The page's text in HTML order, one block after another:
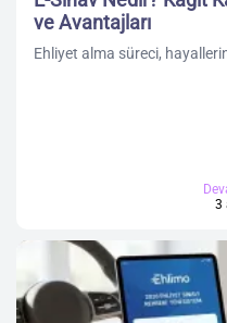
ve Avantajları
Ehliyet alma süreci,
3